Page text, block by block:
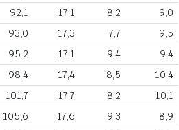
92,1 17,1 8,2
9,0
93,0 17,3 7,7
9,5
95,2 17,1 9,4
9,4
98,4 17,4 8,5
10,4
101,7 17,7 8,2
10,1
105,6 17,6 9,3
8,9